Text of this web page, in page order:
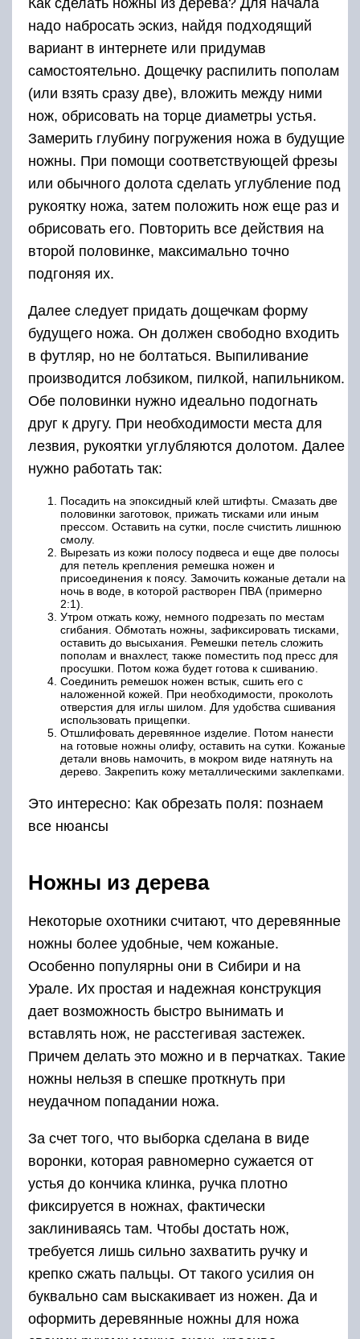
Как сделать ножны из дерева? Для начала
надо набросать эскиз, найдя подходящий
вариант в интернете или придумав
самостоятельно. Дощечку распилить пополам
(или взять сразу две), вложить между ними
нож, обрисовать на торце диаметры устья.
Замерить глубину погружения ножа в будущие
ножны. При помощи соответствующей фрезы
или обычного долота сделать углубление под
рукоятку ножа, затем положить нож еще раз и
обрисовать его. Повторить все действия на
второй половинке, максимально точно
подгоняя их.
Далее следует придать дощечкам форму
будущего ножа. Он должен свободно входить
в футляр, но не болтаться. Выпиливание
производится лобзиком, пилкой, напильником.
Обе половинки нужно идеально подогнать
друг к другу. При необходимости места для
лезвия, рукоятки углубляются долотом. Далее
нужно работать так:
Посадить на эпоксидный клей штифты. Смазать две
половинки заготовок, прижать тисками или иным
прессом. Оставить на сутки, после счистить лишнюю
смолу.
Вырезать из кожи полосу подвеса и еще две полосы
для петель крепления ремешка ножен и
присоединения к поясу. Замочить кожаные детали на
ночь в воде, в которой растворен ПВА (примерно
2:1).
Утром отжать кожу, немного подрезать по местам
сгибания. Обмотать ножны, зафиксировать тисками,
оставить до высыхания. Ремешки петель сложить
пополам и внахлест, также поместить под пресс для
просушки. Потом кожа будет готова к сшиванию.
Соединить ремешок ножен встык, сшить его с
наложенной кожей. При необходимости, проколоть
отверстия для иглы шилом. Для удобства сшивания
использовать прищепки.
Отшлифовать деревянное изделие. Потом нанести
на готовые ножны олифу, оставить на сутки. Кожаные
детали вновь намочить, в мокром виде натянуть на
дерево. Закрепить кожу металлическими заклепками.
Это интересно: Как обрезать поля: познаем
все нюансы
Ножны из дерева
Некоторые охотники считают, что деревянные
ножны более удобные, чем кожаные.
Особенно популярны они в Сибири и на
Урале. Их простая и надежная конструкция
дает возможность быстро вынимать и
вставлять нож, не расстегивая застежек.
Причем делать это можно и в перчатках. Такие
ножны нельзя в спешке проткнуть при
неудачном попадании ножа.
За счет того, что выборка сделана в виде
воронки, которая равномерно сужается от
устья до кончика клинка, ручка плотно
фиксируется в ножнах, фактически
заклиниваясь там. Чтобы достать нож,
требуется лишь сильно захватить ручку и
крепко сжать пальцы. От такого усилия он
буквально сам выскакивает из ножен. Да и
оформить деревянные ножны для ножа